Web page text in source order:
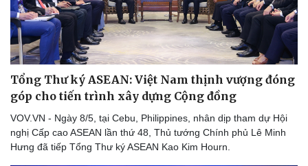
Tổng Thư ký ASEAN: Việt Nam thịnh vượng đóng
góp cho tiến trình xây dựng Cộng đồng
VOV.VN - Ngày 8/5, tại Cebu, Philippines, nhân dịp tham dự Hội
nghị Cấp cao ASEAN lần thứ 48, Thủ tướng Chính phủ Lê Minh
Hưng đã tiếp Tổng Thư ký ASEAN Kao Kim Hourn.